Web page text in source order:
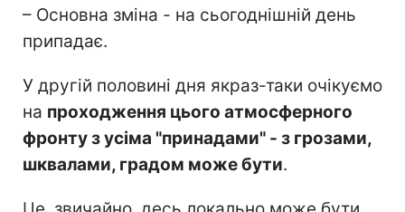
– Основна зміна - на сьогоднішній день
припадає.
У другій половині дня якраз-таки очікуємо
на проходження цього атмосферного
фронту з усіма "принадами" - з грозами,
шквалами, градом може бути.